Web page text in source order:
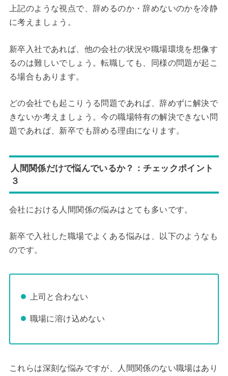
上記のような視点で、辞めるのか・辞めないのかを冷静
に考えましょう。
新卒入社であれば、他の会社の状況や職場環境を想像す
るのは難しいでしょう。転職しても、同様の問題が起こ
る場合もあります。
どの会社でも起こりうる問題であれば、辞めずに解決で
きないか考えましょう。今の職場特有の解決できない問
題であれば、新卒でも辞める理由になります。
人間関係だけで悩んでいるか？：チェックポイント
３
会社における人間関係の悩みはとても多いです。
新卒で入社した職場でよくある悩みは、以下のようなも
のです。
上司と合わない
職場に溶け込めない
これらは深刻な悩みですが、人間関係のない職場はあり